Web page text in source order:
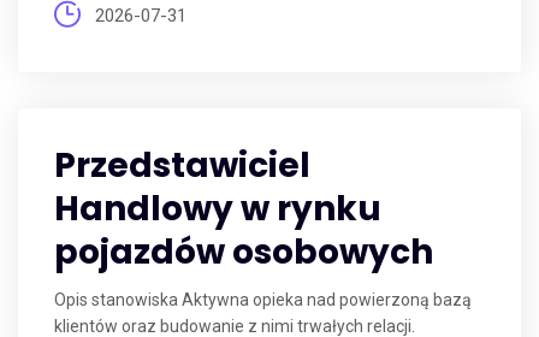
2026-07-31
Przedstawiciel
Handlowy w rynku
pojazdów osobowych
Opis stanowiska Aktywna opieka nad powierzoną bazą
klientów oraz budowanie z nimi trwałych relacji.